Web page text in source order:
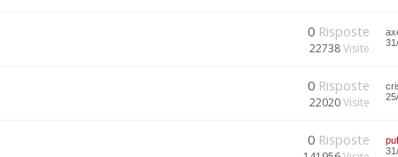
0 Risposte
22738Visite
0 Risposte
22020Visite
0 Risposte